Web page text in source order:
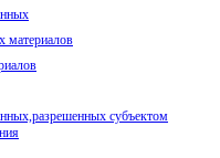
материалов
субъектом